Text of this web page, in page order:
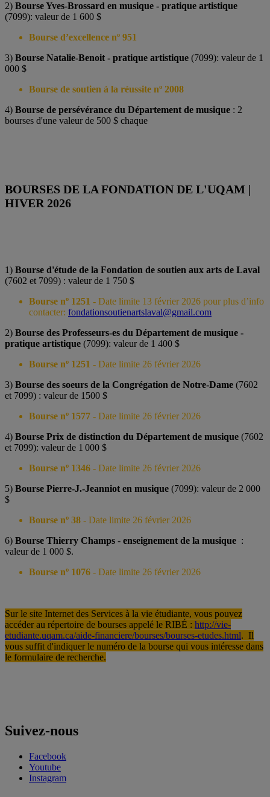
2) Bourse Yves-Brossard en musique - pratique artistique
(7099): valeur de 1 600 $
Bourse d’excellence nº 951
3) Bourse Natalie-Benoit - pratique artistique (7099): valeur de 1
000 $
Bourse de soutien à la réussite nº 2008
4) Bourse de persévérance du Département de musique : 2
bourses d'une valeur de 500 $ chaque
BOURSES DE LA FONDATION DE L'UQAM |
HIVER 2026
1) Bourse d'étude de la Fondation de soutien aux arts de Laval
(7602 et 7099) : valeur de 1 750 $
Bourse nº 1251 - Date limite 13 février 2026 pour plus d’info
contacter: fondationsoutienartslaval@gmail.com
2) Bourse des Professeurs-es du Département de musique -
pratique artistique (7099): valeur de 1 400 $
Bourse nº 1251 - Date limite 26 février 2026
3) Bourse des soeurs de la Congrégation de Notre-Dame (7602
et 7099) : valeur de 1500 $
Bourse nº 1577 - Date limite 26 février 2026
4) Bourse Prix de distinction du Département de musique (7602
et 7099): valeur de 1 000 $
Bourse nº 1346 - Date limite 26 février 2026
5) Bourse Pierre-J.-Jeanniot en musique (7099): valeur de 2 000
$
Bourse nº 38 - Date limite 26 février 2026
6) Bourse Thierry Champs - enseignement de la musique :
valeur de 1 000 $.
Bourse nº 1076 - Date limite 26 février 2026
Sur le site Internet des Services à la vie étudiante, vous pouvez
accéder au répertoire de bourses appelé le RIBÉ : http://vie-
etudiante.uqam.ca/aide-financiere/bourses/bourses-etudes.html. Il
vous suffit d'indiquer le numéro de la bourse qui vous intéresse dans
le formulaire de recherche.
Suivez-nous
Facebook
Youtube
Instagram